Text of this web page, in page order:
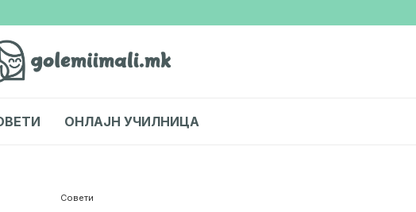
ОНЛАЈН УЧИЛНИЦА
Совети